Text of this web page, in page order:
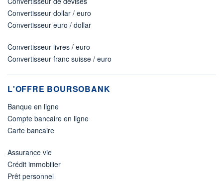
Convertisseur dollar / euro
Convertisseur euro / dollar
Convertisseur livres / euro
Convertisseur franc suisse / euro
L'OFFRE BOURSOBANK
Banque en ligne
Compte bancaire en ligne
Carte bancaire
Assurance vie
Crédit immobilier
Prêt personnel